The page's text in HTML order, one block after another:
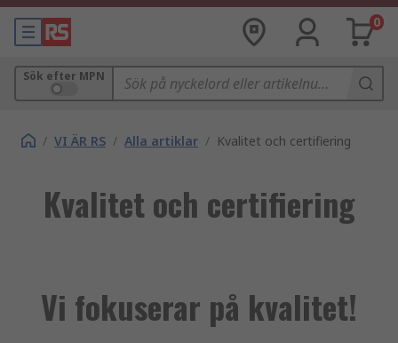
0
Sök efter MPN
/ VI ÄR RS / Alla artiklar / Kvalitet och certifiering
Kvalitet och certifiering
Vi fokuserar på kvalitet!